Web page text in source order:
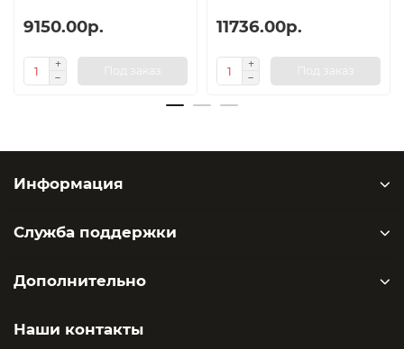
9150.00р. 11736.00р.
Информация
Служба поддержки
Дополнительно
Наши контакты